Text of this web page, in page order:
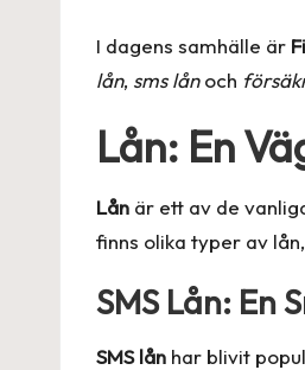
I dagens samhälle är
lån, sms lånoch
Lån: En
Lån är ett av de
finns olika typer av
SMS Lån: En
SMS lån har blivit